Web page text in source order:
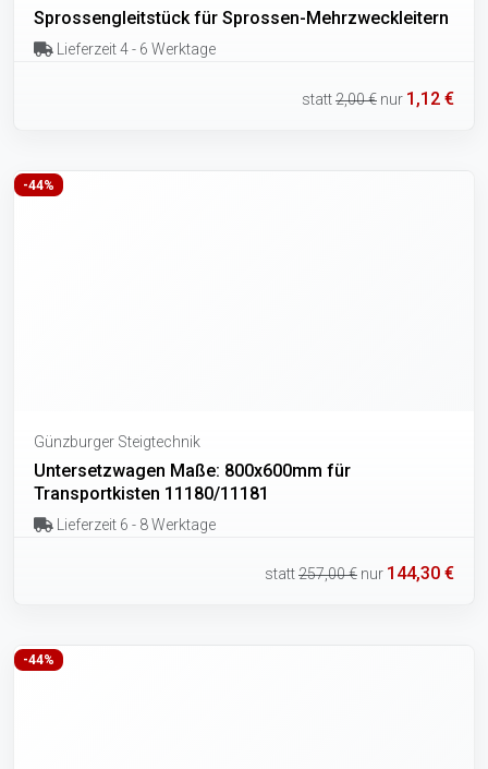
Sprossengleitstück für Sprossen-Mehrzweckleitern
Lieferzeit 4 - 6 Werktage
statt2,00 € nur 1,12 €
-44%
Günzburger Steigtechnik
Untersetzwagen Maße: 800x600mm für
Transportkisten 11180/11181
Lieferzeit 6 - 8 Werktage
statt257,00 € nur 144,30 €
-44%